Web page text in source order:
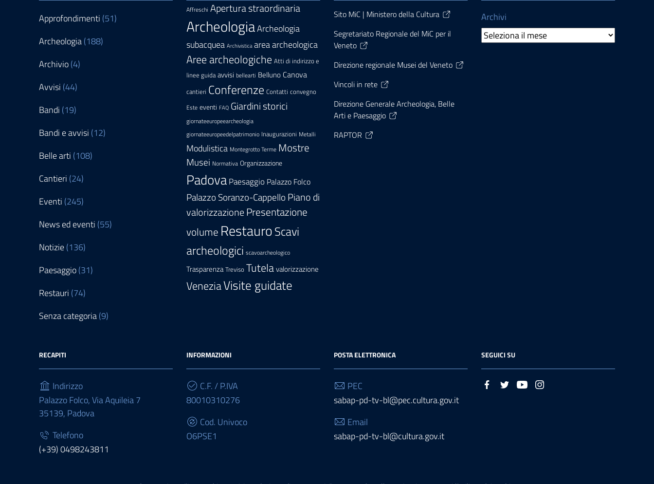
Approfondimenti (51)
Archeologia(188)
Archivio(4)
Avvisi (44)
Bandi (19)
Bandi e avvisi (12)
Belle arti (108)
Cantieri (24)
Eventi (245)
News ed eventi (55)
Notizie(136)
Paesaggio(31)
Restauri (74)
Senza categoria(9)
Affreschi Apertura straordinaria
ArcheologiaArcheologia
subacquea Archivistica area archeologica
Aree archeologiche Atti di indirizzo e
linee guida avvisi bellearti Belluno Canova
cantieri Conferenze Contatti convegno
Este eventi FAQ Giardini storici
giornateeuropeearcheologia
giornateeuropeedelpatrimonio Inaugurazioni Metalli
Modulistica Montegrotto Terme Mostre
Musei Normativa Organizzazione
PadovaPaesaggio Palazzo Folco
Palazzo Soranzo-Cappello Piano di
valorizzazionePresentazione
volume RestauroScavi
archeologici scavoarcheologico
Trasparenza Treviso Tutelavalorizzazione
VeneziaVisite guidate
Sito MiC | Ministero della Cultura
Segretariato Regionale del MiC per il
Veneto
Direzione regionale Musei del Veneto
Vincoli in rete
Direzione Generale Archeologia, Belle
Arti e Paesaggio
RAPTOR
Archivi
RECAPITI
Indirizzo
Palazzo Folco, Via Aquileia 7
35139, Padova
Telefono
(+39) 0498243811
INFORMAZIONI
C.F. / P.IVA
80010310276
Cod. Univoco
O6PSE1
POSTA ELETTRONICA
PEC
sabap-pd-tv-bl@pec.cultura.gov.it
Email
sabap-pd-tv-bl@cultura.gov.it
SEGUICI SU